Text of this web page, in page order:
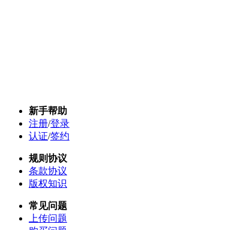
新手帮助
注册/登录
认证/签约
规则协议
条款协议
版权知识
常见问题
上传问题